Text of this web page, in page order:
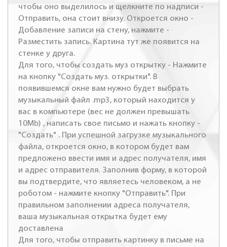
чтобы оно выделилось и щелкните по надписи -
Отправить, она стоит внизу. Откроется окно -
Добавление записи на стену, нажмите -
Разместить запись. Картина тут же появится на
стенке у друга.
Для того, чтобы создать муз открытку - Нажмите
на кнопку "Создать муз. открытки". В
появившемся окне вам нужно будет выбрать
музыкальный файл .mp3, который находится у
вас в компьютере (вес не должен превышать
10Mb) , написать свое письмо и нажать кнопку -
"Создать" . При успешной загрузке музыкального
файла, откроется окно, в котором будет вам
предложено ввести имя и адрес получателя, имя
и адрес отправителя. Заполнив форму, в которой
вы подтвердите, что являетесь человеком, а не
роботом - нажмите кнопку "Отправить". При
правильном заполнении адреса получателя,
ваша музыкальная открытка будет ему
доставлена
Для того, чтобы отправить картинку в письме на